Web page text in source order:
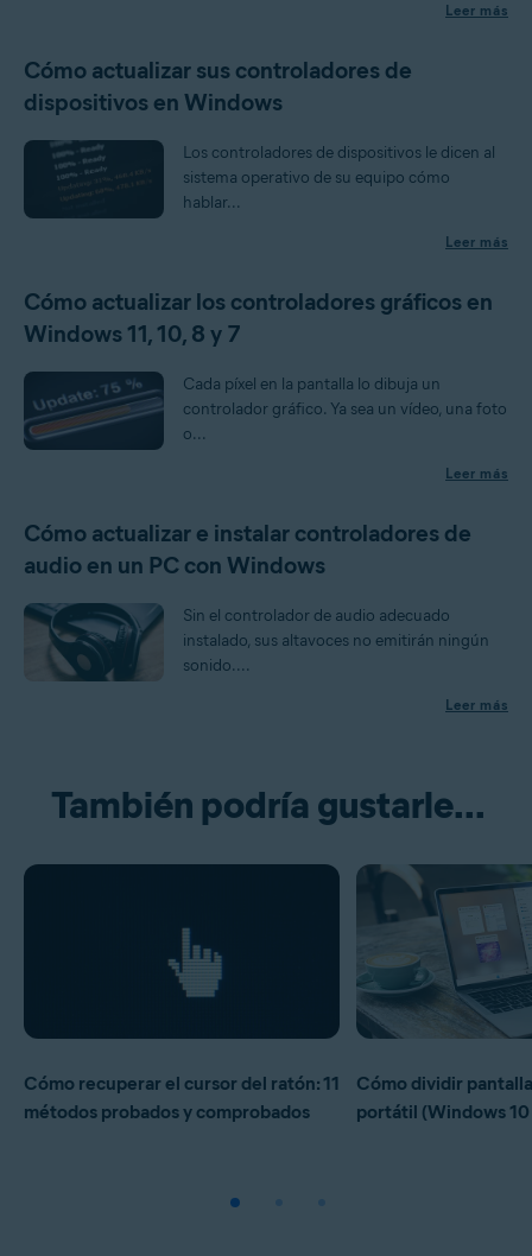
Leer más
Cómo actualizar sus controladores de
dispositivos en Windows
Los controladores de dispositivos le dicen al
sistema operativo de su equipo cómo
hablar...
Leer más
Cómo actualizar los controladores gráficos en
Windows 11, 10, 8 y 7
Cada píxel en la pantalla lo dibuja un
controlador gráfico. Ya sea un vídeo, una foto
o...
Leer más
Cómo actualizar e instalar controladores de
audio en un PC con Windows
Sin el controlador de audio adecuado
instalado, sus altavoces no emitirán ningún
sonido....
Leer más
También podría gustarle...
Cómo recuperar el cursor del ratón: 11
métodos probados y comprobados
Cómo dividir
portátil (Windows 10